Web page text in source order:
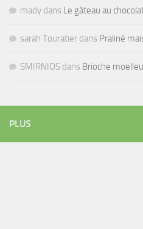
mady dans Le gâteau au
sarah Touratier dans Praliné
SMIRNIOS dans Brioche
PLUS